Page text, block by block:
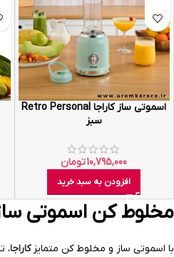
اسموتی ساز کاراجا Retro Personal
سبز
10,795,000تومان
افزودن به سبد خرید
مخلوط کن اسموتی
با اسموتی ساز و مخلوط کن متمایزکاراجا،